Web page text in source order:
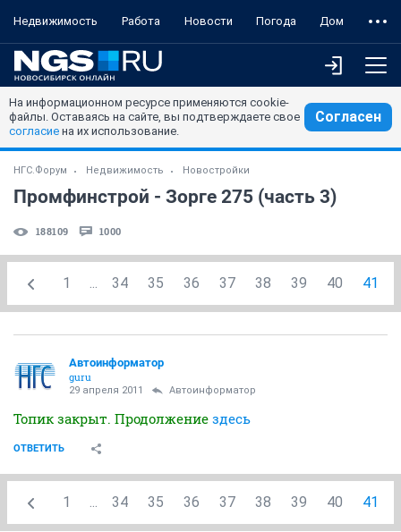
Недвижимость Работа Новости Погода Дом
На информационном ресурсе применяются cookie-
файлы. Оставаясь на сайте, вы подтверждаете свое
согласие на их использование.
Согласен
НГС.Форум Недвижимость Новостройки
Промфинстрой - Зорге 275 (часть 3)
188109 1000
1 ... 34 35 36 37 38 39 40 41
Автоинформатор
guru
29 апреля 2011 Автоинформатор
Топик закрыт. Продолжение здесь
ОТВЕТИТЬ
1 ... 34 35 36 37 38 39 40 41